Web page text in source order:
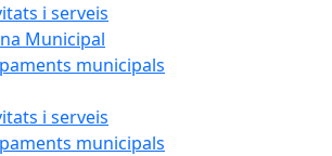
i serveis
Municipal
municipals
i serveis
municipals